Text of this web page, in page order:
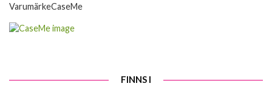
VarumärkeCaseMe
FINNS I